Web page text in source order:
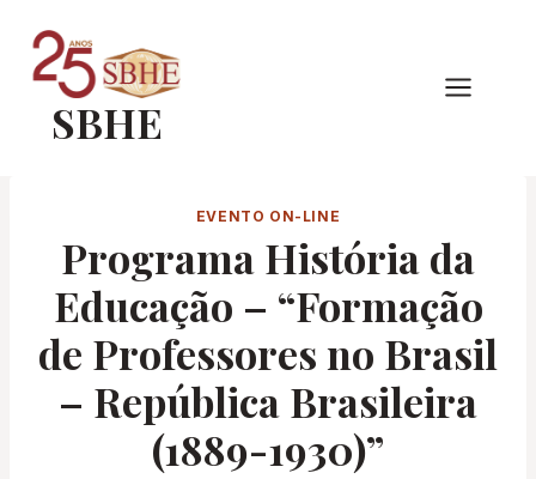
para
ConteúdoSBHE
EVENTO ON-LINE
Programa História da
Educação – “Formação
de Professores no Brasil
– República Brasileira
(1889-1930)”